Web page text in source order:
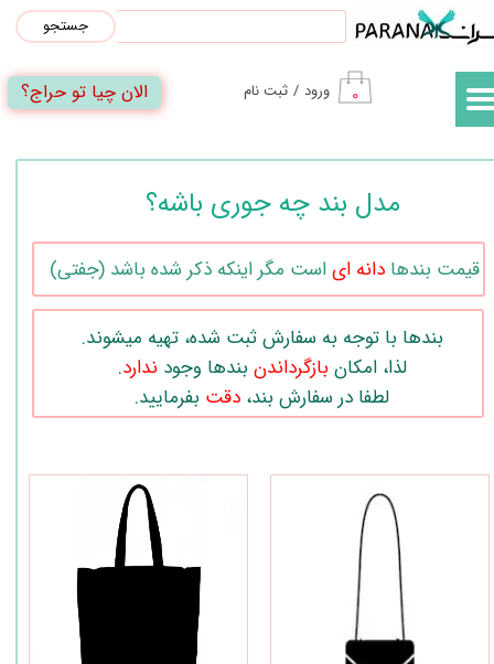
۰ ورود / ثبت نام
حساب کاربری من
تغییر گذر واژه
سفارشات
خروج از حساب کاربری
جستجو
الان چیا تو حراج؟
قیمت بندها دانه ایاست مگر اینکه ذکر شده باشد (جفتی)
مدل بند چه جوری باشه؟
​بندها با توجه به سفارش ثبت شده، تهیه میشوند.
لذا، امکانبازگرداندنبندها وجود ندارد.
​​​​​​​لطفا در سفارش بند، دقت بفرمایید.